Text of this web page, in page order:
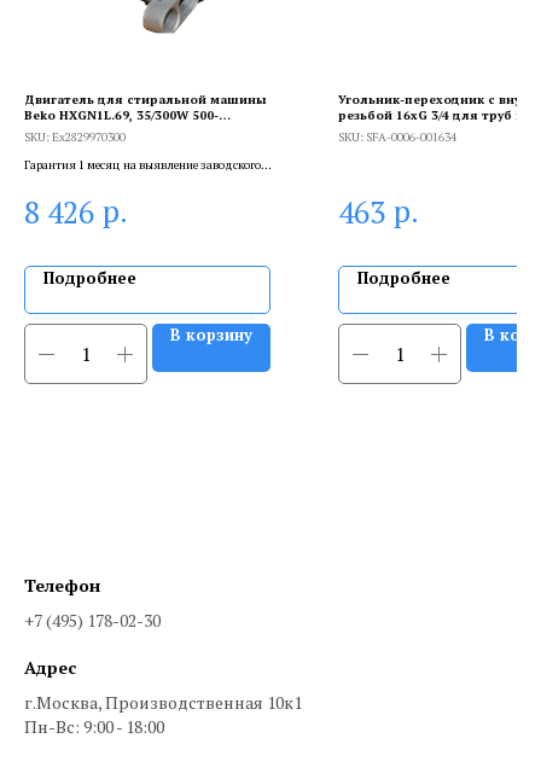
Двигатель для стиральной машины
Beko HXGN1L.69, 35/300W 500-
1000/15600r.min, Ex2829970300
SKU:Ex2829970300
Гарантия 1 месяц на выявление заводского
сертифицированный специалист.
8 426 р.
Подробнее
В корзину
Угольник-переходник с
резьбой 16xG 3/4 для труб из
полиэтилена аксиальный
SKU: SFA-0006-001634
463 р.
Подробнее
В
Телефон
+7 (495) 178-02-30
Адрес
г.Москва, Производственная 10к1
Пн-Вс: 9:00 - 18:00